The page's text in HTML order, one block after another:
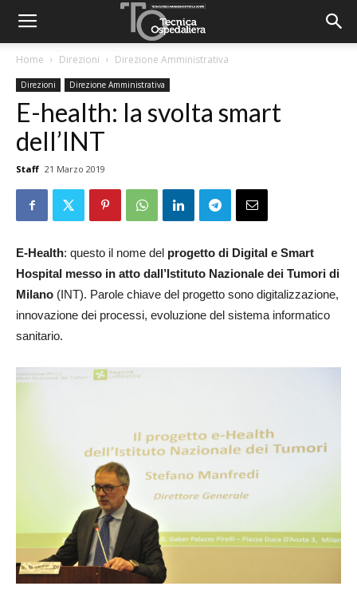
Home Direzioni Direzione Amministrativa
Direzioni Direzione Amministrativa
E-health: la svolta smart
dell’INT
Staff 21 Marzo 2019
E-Health: questo il nome del progetto di Digital e Smart
Hospital messo in atto dall’Istituto Nazionale dei Tumori di
Milano (INT). Parole chiave del progetto sono digitalizzazione,
innovazione dei processi, evoluzione del sistema informatico
sanitario.